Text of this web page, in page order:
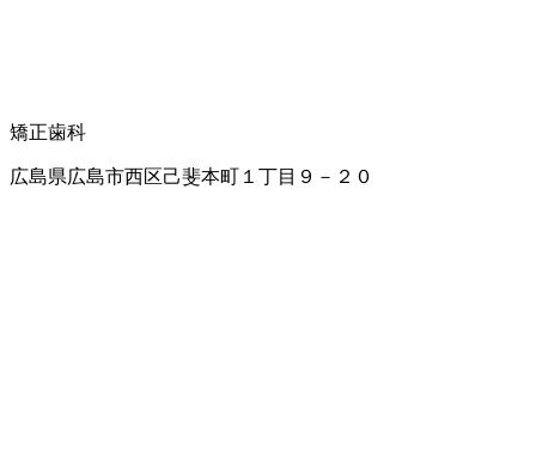
矯正歯科
広島県広島市西区己斐本町１丁目９－２０